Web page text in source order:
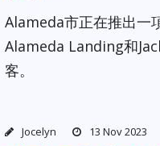
Alameda市正在推出一
Alameda Landing和
客。
Jocelyn 13 Nov 2023